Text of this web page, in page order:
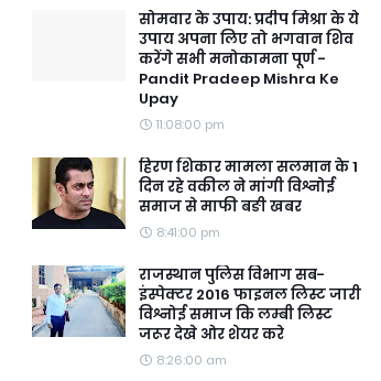
सोमवार के उपाय: प्रदीप मिश्रा के ये
उपाय अपना लिए तो भगवान शिव
करेंगे सभी मनोकामना पूर्ण -
Pandit Pradeep Mishra Ke
Upay
11:08:00 pm
हिरण शिकार मामला सलमान के 1
दिन रहे वकील ने मांगी विश्नोई
समाज से माफी बङी खबर
8:41:00 pm
राजस्थान पुलिस विभाग सब-
इंस्पेक्टर 2016 फाइनल लिस्ट जारी
विश्नोई समाज कि लम्बी लिस्ट
जरूर देखे ओर शेयर करे
8:26:00 am